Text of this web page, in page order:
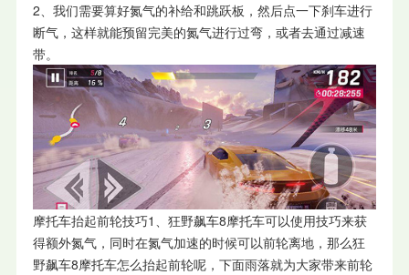
2、我们需要算好氮气的补给和跳跃板，然后点一下刹车进行
断气，这样就能预留完美的氮气进行过弯，或者去通过减速
带。
摩托车抬起前轮技巧1、狂野飙车8摩托车可以使用技巧来获
得额外氮气，同时在氮气加速的时候可以前轮离地，那么狂
野飙车8摩托车怎么抬起前轮呢，下面雨落就为大家带来前轮